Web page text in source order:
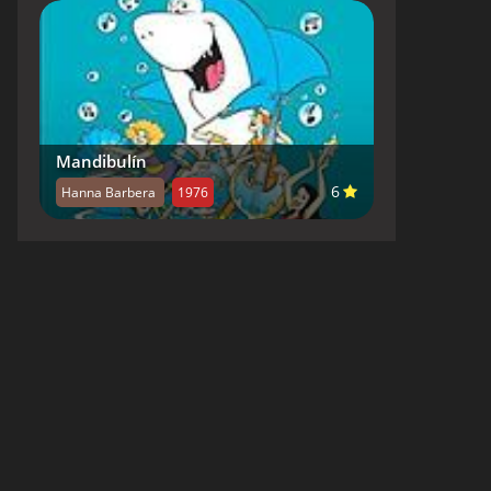
Mandibulín
Hanna Barbera 1976 6